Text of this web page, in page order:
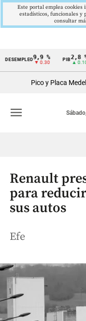
Cintillo
Colombia
9,9 %
▼ 0.30
PIB 2,8 %
▲ 0.10
Pico y Placa
Sábado
menu
Renault
para
sus autos
Efe
Este portal emplea
estadísticos, funcionales y
consultar